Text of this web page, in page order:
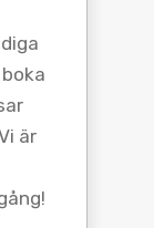
är